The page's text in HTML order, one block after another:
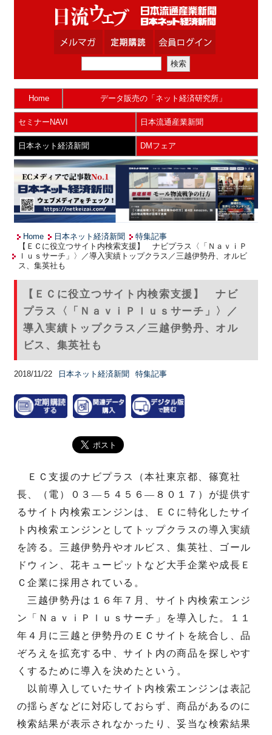
Home データ販売の「ネット経済研究所」
セミナーNAVI 日本流通産業新聞
日本ネット経済新聞 DMフェア
Home 日本ネット経済新聞
特集記事
【ＥＣに役立つサイト内検索支援】 ナビプラス〈「ＮａｖｉＰ
ｌｕｓサーチ」〉／導入実績トップクラス／三越伊勢丹、オルビ
ス、集英社も
【ＥＣに役立つサイト内検索支援】 ナビ
プラス〈「ＮａｖｉＰｌｕｓサーチ」〉／
導入実績トップクラス／三越伊勢丹、オル
ビス、集英社も
2018/11/22 日本ネット経済新聞 特集記事
ＥＣ支援のナビプラス（本社東京都、篠寛社
長、（電）０３—５４５６—８０１７）が提供す
るサイト内検索エンジンは、ＥＣに特化したサイ
ト内検索エンジンとしてトップクラスの導入実績
を誇る。三越伊勢丹やオルビス、集英社、ゴール
ドウィン、花キューピットなど大手企業や成長Ｅ
Ｃ企業に採用されている。
三越伊勢丹は１６年７月、サイト内検索エンジ
ン「ＮａｖｉＰｌｕｓサーチ」を導入した。１１
年４月に三越と伊勢丹のＥＣサイトを統合し、品
ぞろえを拡充する中、サイト内の商品を探しやす
くするために導入を決めたという。
以前導入していたサイト内検索エンジンは表記
の揺らぎなどに対応しておらず、商品があるのに
検索結果が表示されなかったり、妥当な検索結果